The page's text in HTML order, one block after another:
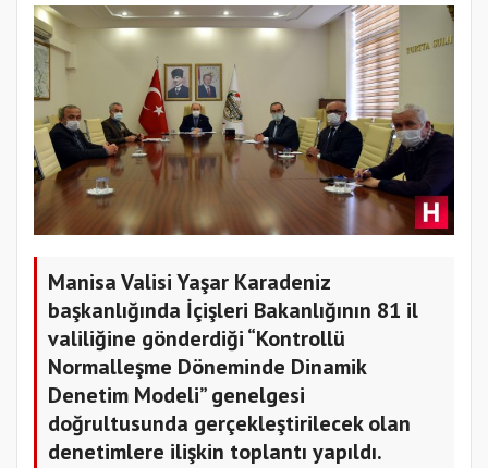
Manisa Valisi Yaşar Karadeniz
başkanlığında İçişleri Bakanlığının 81 il
valiliğine gönderdiği “Kontrollü
Normalleşme Döneminde Dinamik
Denetim Modeli” genelgesi
doğrultusunda gerçekleştirilecek olan
denetimlere ilişkin toplantı yapıldı.